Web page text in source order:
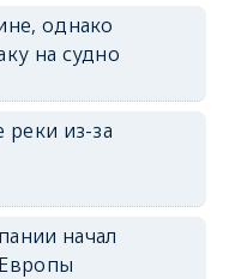
однако
на судно
реки из-за
начал